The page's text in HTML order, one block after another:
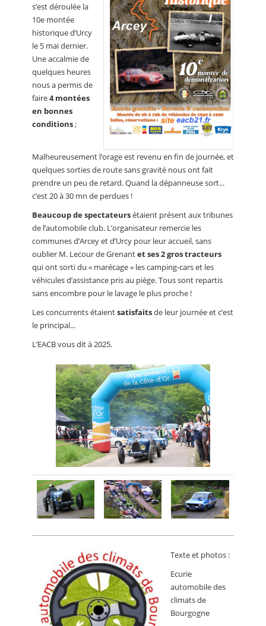
s’est déroulée la
10e montée
historique d’Urcy
le 5 mai dernier.
Une accalmie de
quelques heures
nous a permis de
faire4 montées
en bonnes
conditions;
Malheureusement l’orage est revenu en fin de journée, et
quelques sorties de route sans gravité nous ont fait
prendre un peu de retard. Quand la dépanneuse sort...
c’est 20 à 30 mn de perdues !
Beaucoup de spectateursétaient présent aux tribunes
de l’automobile club. L’organisateur remercie les
communes d’Arcey et d’Urcy pour leur accueil, sans
oublier M. Lecour de Grenantet ses 2 gros tracteurs
qui ont sorti du « marécage » les camping-cars et les
véhicules d’assistance pris au piège. Tous sont repartis
sans encombre pour le lavage le plus proche !
Les concurrents étaientsatisfaitsde leur journée et c’est
le principal...
L’EACB vous dit à 2025.
Texte et photos :
Ecurie
automobile des
climats de
Bourgogne